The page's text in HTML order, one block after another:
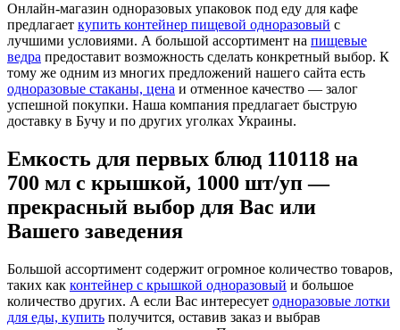
Онлайн-магазин одноразовых упаковок под еду для кафе
предлагает купить контейнер пищевой одноразовый с
лучшими условиями. А большой ассортимент на пищевые
ведра предоставит возможность сделать конкретный выбор. К
тому же одним из многих предложений нашего сайта есть
одноразовые стаканы, цена и отменное качество — залог
успешной покупки. Наша компания предлагает быструю
доставку в Бучу и по других уголках Украины.
Емкость для первых блюд 110118 на
700 мл с крышкой, 1000 шт/уп —
прекрасный выбор для Вас или
Вашего заведения
Большой ассортимент содержит огромное количество товаров,
таких как контейнер с крышкой одноразовый и большое
количество других. А если Вас интересует одноразовые лотки
для еды, купить получится, оставив заказ и выбрав